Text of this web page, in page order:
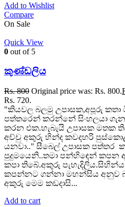
Add to Wishlist
Compare
On Sale
Quick View
0 out of 5
කුණ්ඩලිය
Rs.800 Original price was: Rs. 800.
Rs. 720.
"කියවල බලමු උපාසක,අපූරු
පත්තරෙන් කරන්නේ සිංහලයා
කරන එක.හැබැයි උපාසක මතක
අච්චු අකුරු හින්ද කවදහරි
යනවා.." සීබෙල් උපාසක පත්තර
පුදුමයෙනි..තමා පන්හිඳෙන් කපන
කපා තිබේ.අකුරු
කපන්නට ගන්නා මහන්සිය අනුව
අකුරු මෙම කඩදාසි...
Add to cart